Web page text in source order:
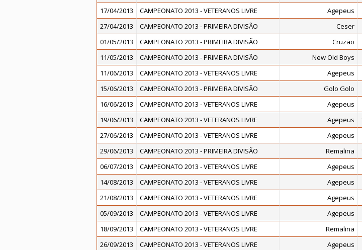
17/04/2013
CAMPEONATO 2013 - VETERANOS LIVRE Agepeus
27/04/2013
CAMPEONATO 2013 - PRIMEIRA DIVISÃO Ceser
01/05/2013
CAMPEONATO 2013 - PRIMEIRA DIVISÃO Cruzão
11/05/2013
CAMPEONATO 2013 - PRIMEIRA DIVISÃO New Old Boys
11/06/2013
CAMPEONATO 2013 - VETERANOS LIVRE Agepeus
15/06/2013
CAMPEONATO 2013 - PRIMEIRA DIVISÃO Golo Golo
16/06/2013
CAMPEONATO 2013 - VETERANOS LIVRE Agepeus
19/06/2013
CAMPEONATO 2013 - VETERANOS LIVRE Agepeus
27/06/2013
CAMPEONATO 2013 - VETERANOS LIVRE Agepeus
29/06/2013
CAMPEONATO 2013 - PRIMEIRA DIVISÃO Remalina
06/07/2013
CAMPEONATO 2013 - VETERANOS LIVRE Agepeus
14/08/2013
CAMPEONATO 2013 - VETERANOS LIVRE Agepeus
21/08/2013
CAMPEONATO 2013 - VETERANOS LIVRE Agepeus
05/09/2013
CAMPEONATO 2013 - VETERANOS LIVRE Agepeus
18/09/2013
CAMPEONATO 2013 - VETERANOS LIVRE Remalina
26/09/2013
CAMPEONATO 2013 - VETERANOS LIVRE Agepeus